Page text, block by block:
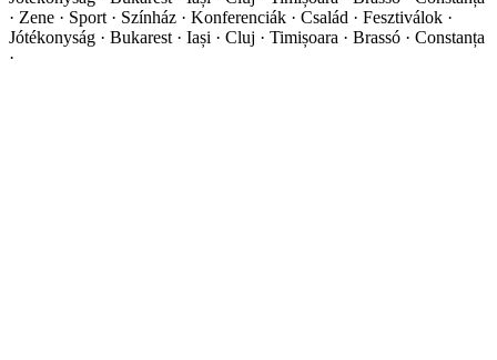
· Zene · Sport · Színház · Konferenciák · Család · Fesztiválok ·
Jótékonyság · Bukarest · Iași · Cluj · Timișoara · Brassó · Constanța
·